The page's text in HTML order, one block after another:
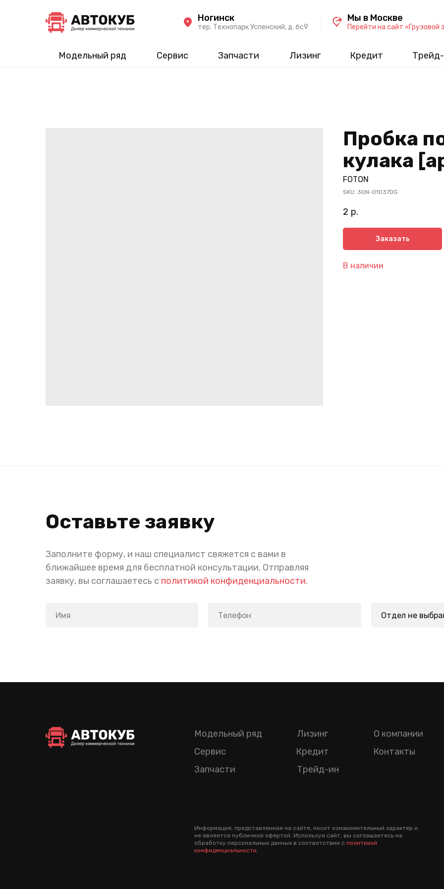
Модельный ряд Сервис Запчасти Лизинг Кредит
тер. Технопарк Успенский, д. 6c9
Ногинск
Перейти на сайт «Грузовой
Мы в Москве
Пробка
кулака
FOTON
SKU: 30N-01037DG
2 р.
Заказать
В наличии
Оставьте заявку
Заполните форму, и наш специалист свяжется с вами в
ближайшее время для бесплатной консультации. Отправляя
заявку, вы соглашаетесь с политикой конфиденциальности.
Лизинг
Кредит
Трейд-ин
Модельный ряд
Сервис
Запчасти
О компании
Контакты
Информация, представленная на сайте, носит ознакомительный характер и
не является публичной офертой. Используя сайт, вы соглашаетесь на
обработку персональных данных в соответствии с политикой
конфиденциальности.